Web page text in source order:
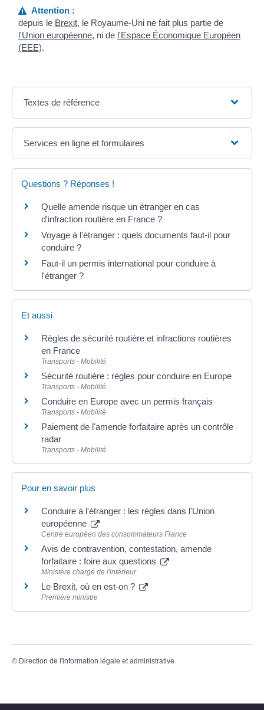
Attention :
depuis le Brexit, le Royaume-Uni ne fait plus partie de
l'Union européenne, ni de l'Espace Économique Européen
(EEE).
Textes de référence
Services en ligne et formulaires
Questions ? Réponses !
Quelle amende risque un étranger en cas
d'infraction routière en France ?
Voyage à l'étranger : quels documents faut-il pour
conduire ?
Faut-il un permis international pour conduire à
l'étranger ?
Et aussi
Règles de sécurité routière et infractions routières
en France
Transports - Mobilité
Sécurité routière : règles pour conduire en Europe
Transports - Mobilité
Conduire en Europe avec un permis français
Transports - Mobilité
Paiement de l'amende forfaitaire après un contrôle
radar
Transports - Mobilité
Pour en savoir plus
Conduire à l'étranger : les règles dans l'Union
européenne
Centre européen des consommateurs France
Avis de contravention, contestation, amende
forfaitaire : foire aux questions
Ministère chargé de l'intérieur
Le Brexit, où en est-on ?
Première ministre
© Direction de l'information légale et administrative